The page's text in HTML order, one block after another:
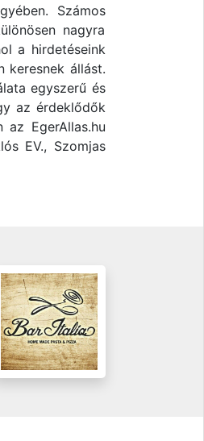
Számos
nagyra
a hirdetéseink
keresnek állást.
egyszerű és
az érdeklődők
az EgerAllas.hu
EV., Szomjas